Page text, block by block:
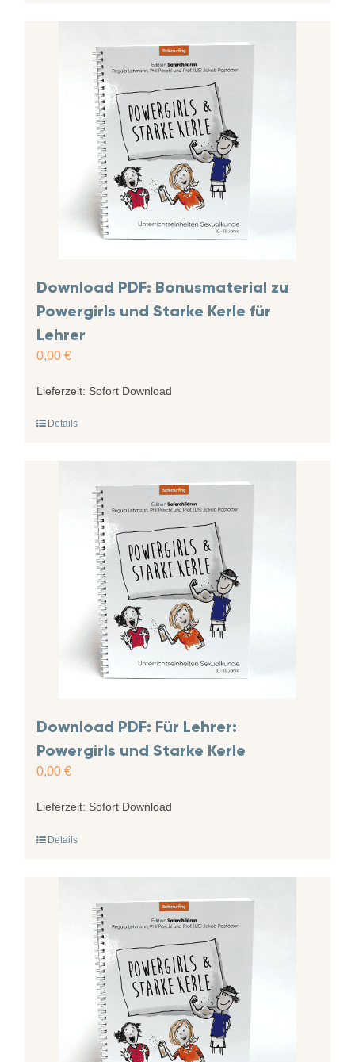
Download PDF: Bonusmaterial zu
Powergirls und Starke Kerle für
Lehrer
0,00 €
Lieferzeit: Sofort Download
Details
Download PDF: Für Lehrer:
Powergirls und Starke Kerle
0,00 €
Lieferzeit: Sofort Download
Details